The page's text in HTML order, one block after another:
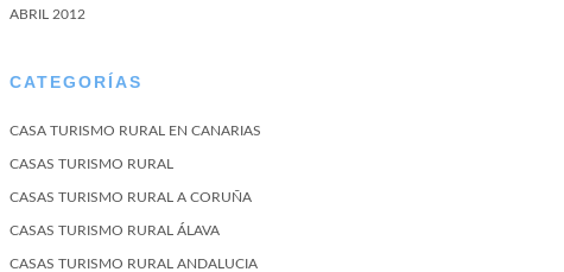
ABRIL 2012
CATEGORÍAS
CASA TURISMO RURAL EN CANARIAS
CASAS TURISMO RURAL
CASAS TURISMO RURAL A CORUÑA
CASAS TURISMO RURAL ÁLAVA
CASAS TURISMO RURAL ANDALUCIA